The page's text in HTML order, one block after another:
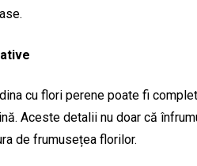
cu flori perene poate fi
Aceste detalii nu doar că
de frumusețea florilor.